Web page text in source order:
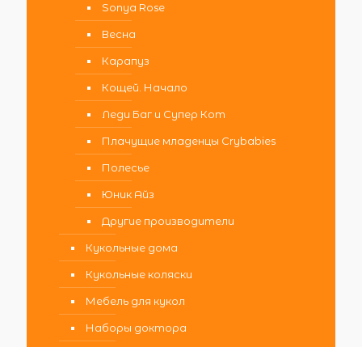
Sonya Rose
Весна
Карапуз
Кощей. Начало
Леди Баг и Супер Кот
Плачущие младенцы Crybabies
Полесье
Юник Айз
Другие производители
Кукольные дома
Кукольные коляски
Мебель для кукол
Наборы доктора